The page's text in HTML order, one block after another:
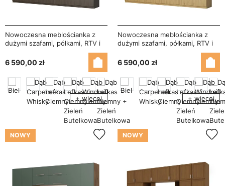
Nowoczesna meblościanka z
dużymi szafami, półkami, RTV i
szufladami 350×227 cm Dąb
Windmill Dark – SCANDI
6 590,00 zł
+ więcej
Nowoczesna meblościanka z
dużymi szafami, półkami, RTV i
szufladami 350×227 cm Dąb
Carpenter Whisky – SCANDI
6 590,00 zł
+ więcej
NOWY NOWY